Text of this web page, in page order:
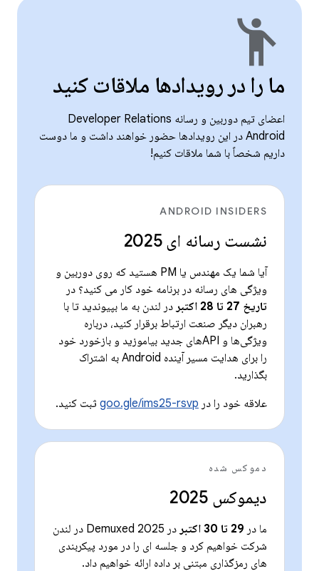
emoji_people
ما را در رویدادها ملاقات کنید
اعضای تیم دوربین و رسانه Developer Relations
Android در این رویدادها حضور خواهند داشت و ما دوست
داریم شخصاً با شما ملاقات کنیم!
ANDROID INSIDERS
نشست رسانه ای 2025
آیا شما یک مهندس یا PM هستید که روی دوربین و
ویژگی های رسانه در برنامه خود کار می کنید؟ در
تاریخ 27 تا 28 اکتبر
در لندن به ما بپیوندید تا با
رهبران دیگر صنعت ارتباط برقرار کنید، درباره
ویژگی‌ها و APIهای جدید بیاموزید و بازخورد خود
را برای هدایت مسیر آینده Android به اشتراک
بگذارید.
علاقه خود را در goo.gle/ims25-rsvp ثبت کنید.
دموکس شده
دیموکس 2025
ما در 29 تا 30 اکتبر
در Demuxed 2025 در لندن
شرکت خواهیم کرد و جلسه ای را در مورد پیکربندی
های رمزگذاری مبتنی بر داده ارائه خواهیم داد.